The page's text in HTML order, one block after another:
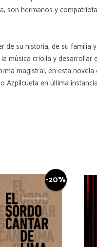
son hermanos y
de su historia, de su familia
música criolla y desarrollar
magistral, en esta novela
en última
-20%